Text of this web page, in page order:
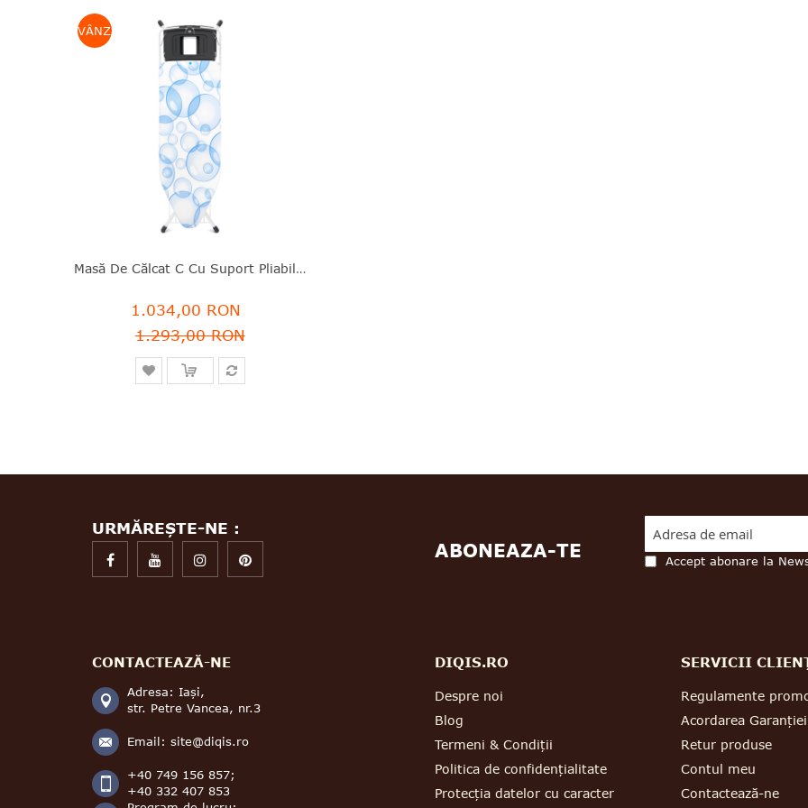
VÂNZARE
Masă De Călcat C Cu Suport Pliabil Pt Stația De Aburi,124x45 Cm, Bubbles Perfect Flow, Brabantia - 8710755103445
1.034,00 RON
1.293,00 RON
URMĂREȘTE-NE :
ABONEAZA-TE Accept abonare la
CONTACTEAZĂ-NE
Adresa: Iași,
str. Petre Vancea, nr.3
Email: site@diqis.ro
+40 749 156 857;
+40 332 407 853
DIQIS.RO
Despre noi
Blog
Termeni & Condiții
Politica de confidențialitate
Protecția datelor cu caracter
SERVICII
Regulamente
Acordarea Garanției
Retur produse
Contul meu
Contactează-ne